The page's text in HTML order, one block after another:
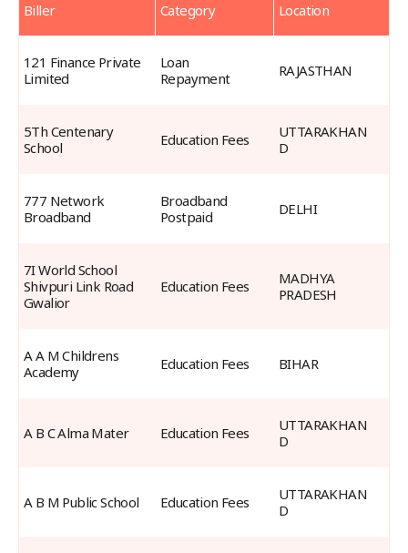
Billers
Biller Category Location
121 Finance Private
Limited
Loan
Repayment
RAJASTHAN
5Th Centenary
School
Education Fees
UTTARAKHAN
D
777 Network
Broadband
Broadband
Postpaid
DELHI
7I World School
Shivpuri Link Road
Gwalior
Education Fees
MADHYA
PRADESH
A A M Childrens
Academy
Education Fees BIHAR
A B C Alma Mater Education Fees
UTTARAKHAN
D
A B M Public School Education Fees
UTTARAKHAN
D